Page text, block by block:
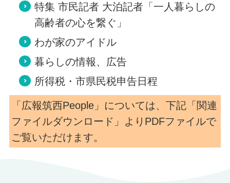
特集 市民記者 大泊記者「一人暮らしの
高齢者の心を繋ぐ」
わが家のアイドル
暮らしの情報、広告
所得税・市県民税申告日程
「広報筑西People」については、下記「関連
ファイルダウンロード」よりPDFファイルで
ご覧いただけます。